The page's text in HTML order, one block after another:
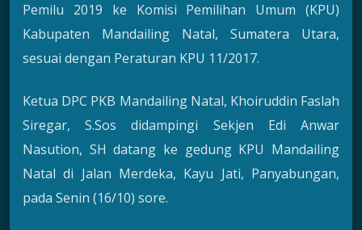
Pemilu 2019 ke Komisi Pemilihan Umum (KPU)
Kabupaten Mandailing Natal, Sumatera Utara,
sesuai dengan Peraturan KPU 11/2017.
Ketua DPC PKB Mandailing Natal, Khoiruddin Faslah
Siregar, S.Sos didampingi Sekjen Edi Anwar
Nasution, SH datang ke gedung KPU Mandailing
Natal di Jalan Merdeka, Kayu Jati, Panyabungan,
pada Senin (16/10) sore.